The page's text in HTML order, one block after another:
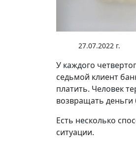
27.07.2022 г.
У каждого
седьмой клиент
платить. Человек
возвращать деньги
Есть несколько
ситуации.